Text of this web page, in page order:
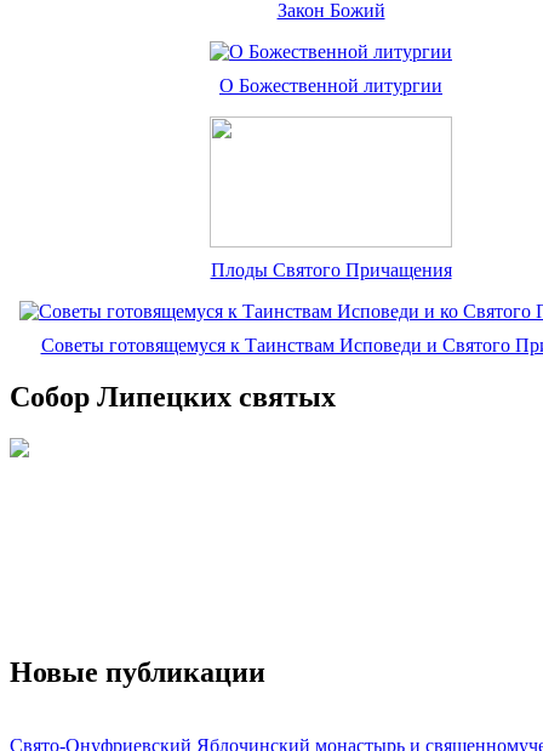
Закон Божий
О Божественной литургии
Плоды Святого Причащения
Советы готовящемуся к Таинствам Исповеди и Святого
Собор Липецких святых
Новые публикации
Свято-Онуфриевский Яблочинский монастырь и